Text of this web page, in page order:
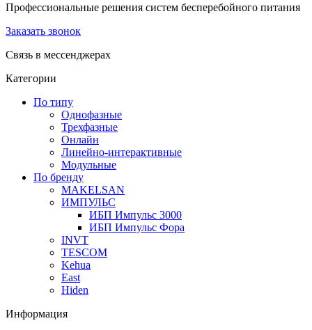
Профессиональные решения систем бесперебойного питания
Заказать звонок
Связь в мессенджерах
Категории
По типу
Однофазные
Трехфазные
Онлайн
Линейно-интерактивные
Модульные
По бренду
MAKELSAN
ИМПУЛЬС
ИБП Импульс 3000
ИБП Импульс Фора
INVT
TESCOM
Kehua
East
Hiden
Информация